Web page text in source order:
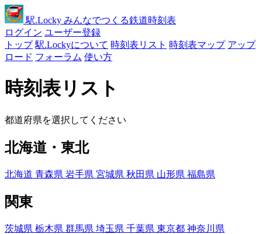
駅.Locky みんなでつくる鉄道時刻表
ログイン ユーザー登録
トップ 駅.Lockyについて 時刻表リスト 時刻表マップ アップ
ロード フォーラム 使い方
時刻表リスト
都道府県を選択してください
北海道・東北
北海道 青森県 岩手県 宮城県 秋田県 山形県 福島県
関東
茨城県 栃木県 群馬県 埼玉県 千葉県 東京都 神奈川県